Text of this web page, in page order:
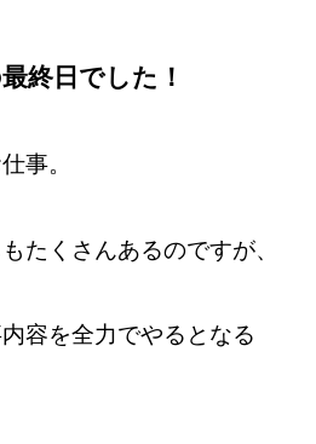
終日でした！
事。
たくさんあるのですが、
容を全力でやるとなる